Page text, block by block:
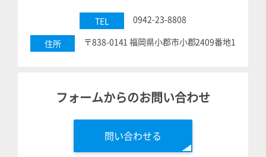
TEL 0942-23-8808
住所 〒838-0141 福岡県小郡市小郡2409番地1
フォームからのお問い合わせ
問い合わせる